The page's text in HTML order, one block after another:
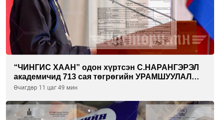
“ЧИНГИС ХААН” одон хүртсэн С.НАРАНГЭРЭЛ
академичид 713 сая төгрөгийн УРАМШУУЛАЛ
олгожээ
Өчигдөр 11 цаг 49 мин